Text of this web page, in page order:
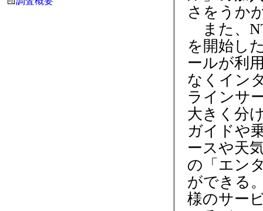
さをうか
また、
を開始し
ールが利
なくイン
ラインサ
大きく分
ガイドや
ースや天
の「エン
ができる
様のサー